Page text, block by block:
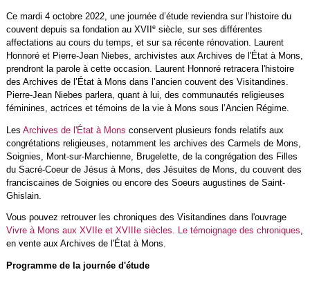
Ce mardi 4 octobre 2022, une journée d’étude reviendra sur l’histoire du
couvent depuis sa fondation au XVIIesiècle, sur ses différentes
affectations au cours du temps, et sur sa récente rénovation. Laurent
Honnoré et Pierre-Jean Niebes, archivistes aux Archives de l'État à Mons,
prendront la parole à cette occasion. Laurent Honnoré retracera l'histoire
des Archives de l’État à Mons dans l’ancien couvent des Visitandines.
Pierre-Jean Niebes parlera, quant à lui, des communautés religieuses
féminines, actrices et témoins de la vie à Mons sous l’Ancien Régime.
Les Archives de l'État à Mons conservent plusieurs fonds relatifs aux
congrétations religieuses, notamment les archives des Carmels de Mons,
Soignies, Mont-sur-Marchienne, Brugelette, de la congrégation des Filles
du Sacré-Coeur de Jésus à Mons, des Jésuites de Mons, du couvent des
franciscaines de Soignies ou encore des Soeurs augustines de Saint-
Ghislain.
Vous pouvez retrouver les chroniques des Visitandines dans l'ouvrage
Vivre à Mons aux XVIIe et XVIIIe siècles. Le témoignage des chroniques,
en vente aux Archives de l'État à Mons.
Programme de la journée d'étude